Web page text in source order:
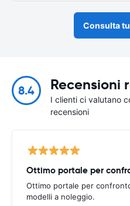
Consulta
8.4 Recensioni
I clienti ci valutano
recensioni
Ottimo portale per
Ottimo portale per
modelli a noleggio.